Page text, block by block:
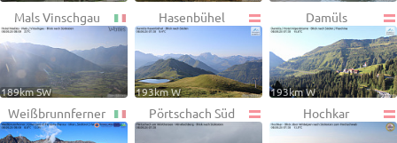
Mals Vinschgau
189km SW
Hasenbühel
193km W
Damüls
193km W
Weißbrunnferner Pörtschach Süd Hochkar